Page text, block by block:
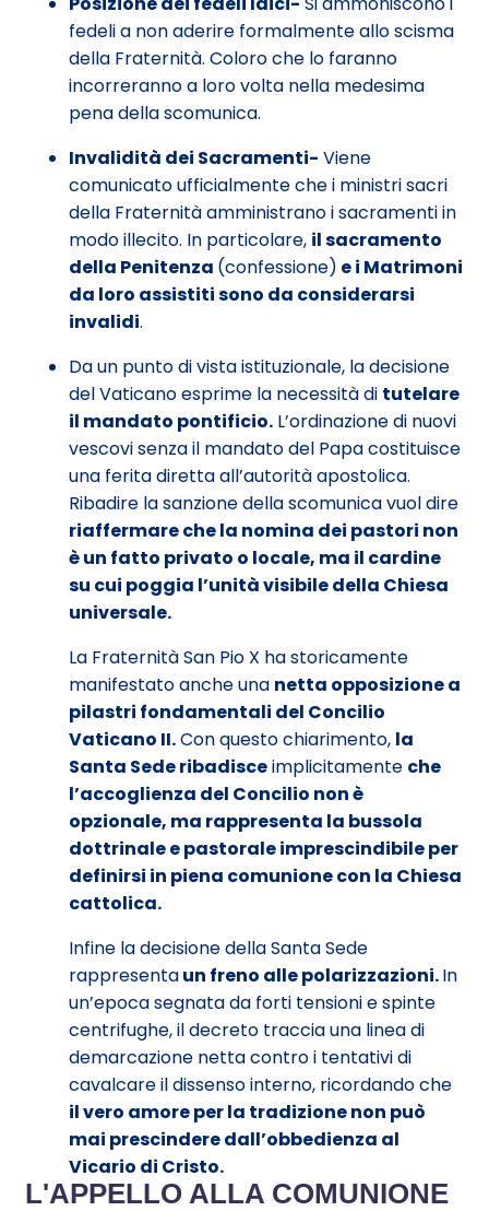
fedeli a non aderire formalmente allo scisma
della Fraternità. Coloro che lo faranno
incorreranno a loro volta nella medesima
pena della scomunica.
Invalidità dei Sacramenti- Viene
comunicato ufficialmente che i ministri sacri
della Fraternità amministrano i sacramenti in
modo illecito. In particolare, il sacramento
della Penitenza (confessione) e i Matrimoni
da loro assistiti sono da considerarsi
invalidi.
Da un punto di vista istituzionale, la decisione
del Vaticano esprime la necessità di tutelare
il mandato pontificio. L’ordinazione di nuovi
vescovi senza il mandato del Papa costituisce
una ferita diretta all’autorità apostolica.
Ribadire la sanzione della scomunica vuol dire
riaffermare che la nomina dei pastori non
è un fatto privato o locale, ma il cardine
su cui poggia l’unità visibile della Chiesa
universale.
La Fraternità San Pio X ha storicamente
manifestato anche una netta opposizione a
pilastri fondamentali del Concilio
Vaticano II.Con questo chiarimento, la
Santa Sede ribadisceimplicitamente che
l’accoglienza del Concilio non è
opzionale, ma rappresenta la bussola
dottrinale e pastorale imprescindibile per
definirsi in piena comunione con la Chiesa
cattolica.
Infine la decisione della Santa Sede
rappresentaun freno alle polarizzazioni.In
un’epoca segnata da forti tensioni e spinte
centrifughe, il decreto traccia una linea di
demarcazione netta contro i tentativi di
cavalcare il dissenso interno, ricordando che
il vero amore per la tradizione non può
mai prescindere dall’obbedienza al
Vicario di Cristo.
L'APPELLO ALLA COMUNIONE